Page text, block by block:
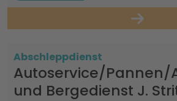
Abschleppdienst
Autoservice/Pannen/
und Bergedienst J.